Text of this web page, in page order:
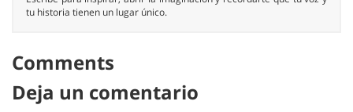
tu historia tienen un lugar único.
Comments
Deja un comentario